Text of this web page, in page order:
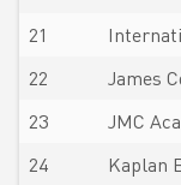
21
22
James
23
JMC
24
Kaplan